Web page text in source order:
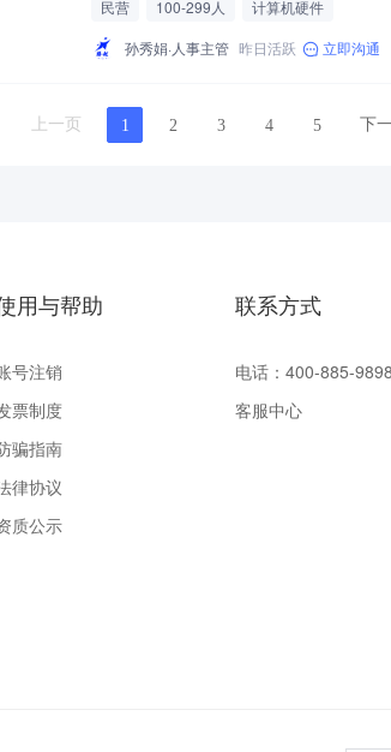
民营 100-299人
计算机硬件
孙秀娟·人事主管 昨日活跃 立即沟通
上一页 1 2 3 4 5 下
用与帮助
号注销
票制度
骗指南
律协议
质公示
联系方式
电话：400-885-9898
客服中心